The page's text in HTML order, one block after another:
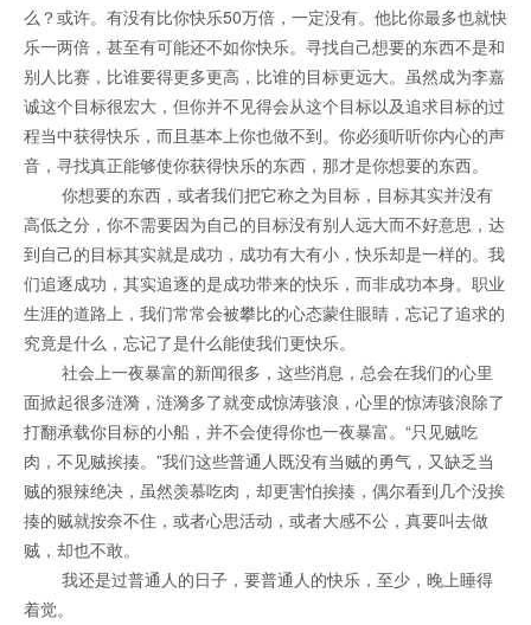
么？或许。有没有比你快乐50万倍，一定没有。他比你最多也就快
乐一两倍，甚至有可能还不如你快乐。寻找自己想要的东西不是和
别人比赛，比谁要得更多更高，比谁的目标更远大。虽然成为李嘉
诚这个目标很宏大，但你并不见得会从这个目标以及追求目标的过
程当中获得快乐，而且基本上你也做不到。你必须听听你内心的声
音，寻找真正能够使你获得快乐的东西，那才是你想要的东西。
你想要的东西，或者我们把它称之为目标，目标其实并没有
高低之分，你不需要因为自己的目标没有别人远大而不好意思，达
到自己的目标其实就是成功，成功有大有小，快乐却是一样的。我
们追逐成功，其实追逐的是成功带来的快乐，而非成功本身。职业
生涯的道路上，我们常常会被攀比的心态蒙住眼睛，忘记了追求的
究竟是什么，忘记了是什么能使我们更快乐。
社会上一夜暴富的新闻很多，这些消息，总会在我们的心里
面掀起很多涟漪，涟漪多了就变成惊涛骇浪，心里的惊涛骇浪除了
打翻承载你目标的小船，并不会使得你也一夜暴富。“只见贼吃
肉，不见贼挨揍。”我们这些普通人既没有当贼的勇气，又缺乏当
贼的狠辣绝决，虽然羡慕吃肉，却更害怕挨揍，偶尔看到几个没挨
揍的贼就按奈不住，或者心思活动，或者大感不公，真要叫去做
贼，却也不敢。
我还是过普通人的日子，要普通人的快乐，至少，晚上睡得
着觉。